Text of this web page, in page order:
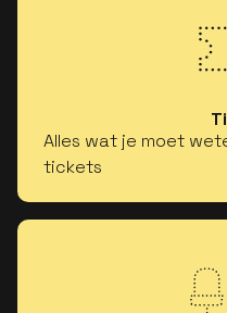
Alles wat je moet
tickets